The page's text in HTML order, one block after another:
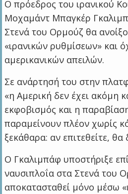
Ο πρόεδρος του ιρανικού
Μοχαμάντ Μπαγκέρ
Στενά του Ορμούζ θα
«ιρανικών ρυθμίσεων» και
αμερικανικών απειλών.
Σε ανάρτησή του στην
«η Αμερική δεν έχει ακόμη
εκφοβισμός και η
παραμείνουν πλέον χωρίς
ξεκάθαρα: αν επιτεθείτε, θα
Ο Γκαλιμπάφ υποστήριξε
ναυσιπλοΐα στα Στενά του
αποκατασταθεί μόνο μέσω